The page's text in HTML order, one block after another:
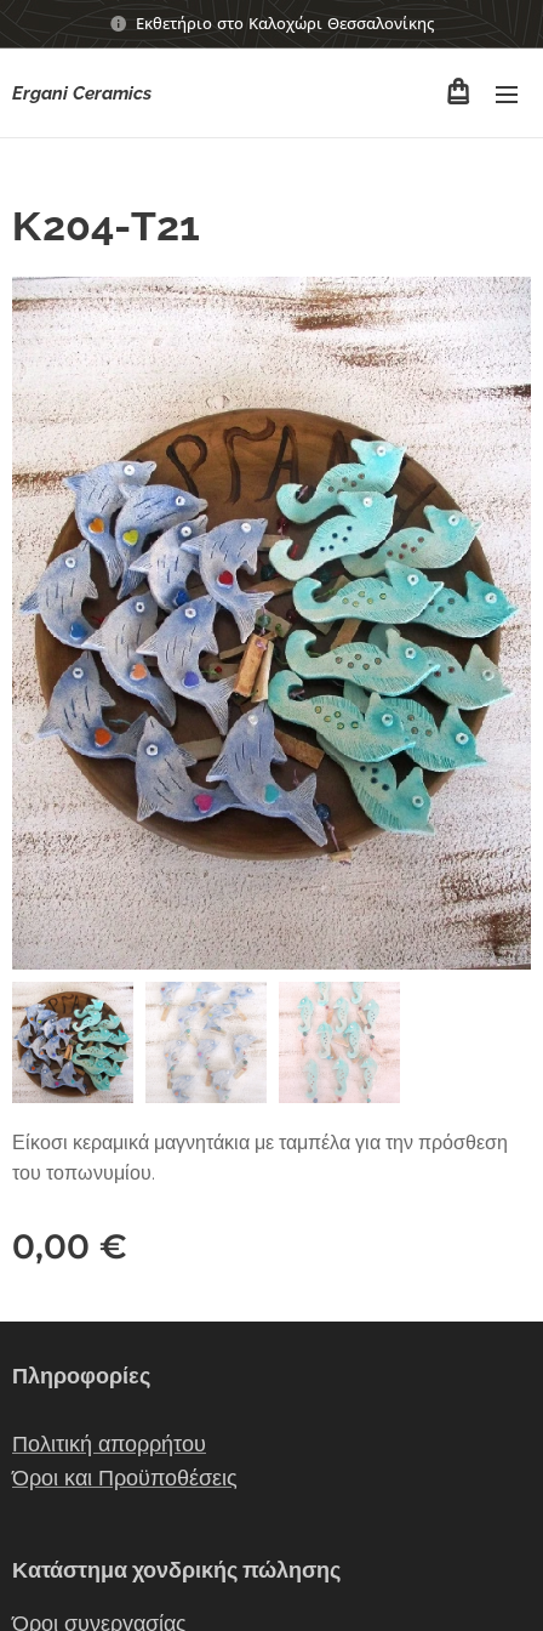
Εκθετήριο στο Καλοχώρι Θεσσαλονίκης
Ergani Ceramics
Κ204-Τ21
Είκοσι κεραμικά μαγνητάκια με ταμπέλα για την πρόσθεση
του τοπωνυμίου.
0,00 €
Πληροφορίες
Πολιτική απορρήτου
Όροι και Προϋποθέσεις
Κατάστημα χονδρικής πώλησης
Όροι συνεργασίας